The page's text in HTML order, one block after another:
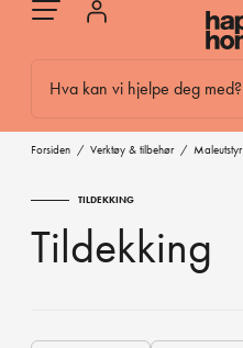
Hva kan vi hjelpe deg med?
Forsiden / Verktøy & tilbehør / Maleutstyr
TILDEKKING
Tildekking